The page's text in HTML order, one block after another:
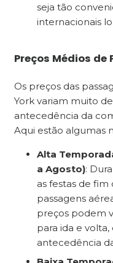
seja tão
internacionais
Preços Médios de
Os preços das
York variam muito
antecedência da
Aqui estão algumas
Alta
a Agosto):
as festas de fim
passagens
preços podem
para ida e
antecedência